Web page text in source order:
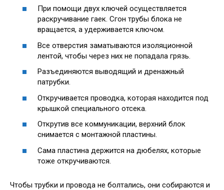
При помощи двух ключей осуществляется
раскручивание гаек. Сгон трубы блока не
вращается, а удерживается ключом.
Все отверстия заматываются изоляционной
лентой, чтобы через них не попадала грязь.
Разъединяются выводящий и дренажный
патрубки.
Откручивается проводка, которая находится под
крышкой специального отсека.
Открутив все коммуникации, верхний блок
снимается с монтажной пластины.
Сама пластина держится на дюбелях, которые
тоже откручиваются.
Чтобы трубки и провода не болтались, они собираются и